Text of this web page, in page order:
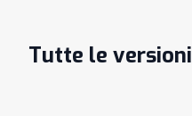
Tutte le versioni